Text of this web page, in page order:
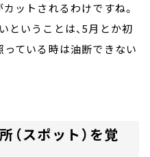
ットされるわけですね。
ということは、5月とか初
っている時は油断できない
スポット）を覚